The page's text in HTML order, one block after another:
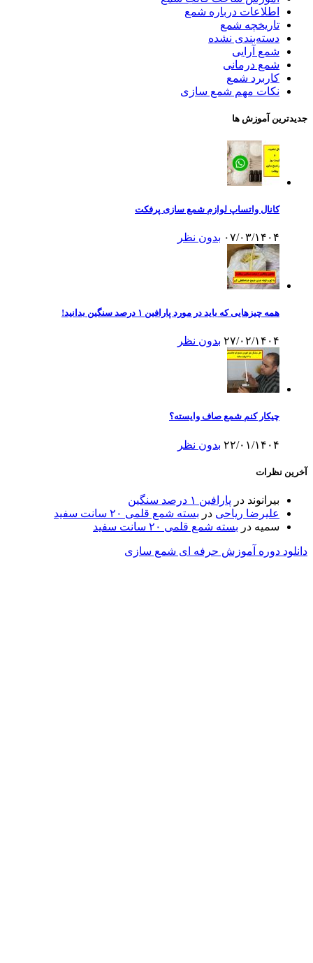
اطلاعات درباره شمع
تاریخچه شمع
دسته‌بندی نشده
شمع آرایی
شمع درمانی
کاربرد شمع
نکات مهم شمع سازی
جدیدترین آموزش ها
کانال واتساپ لوازم شمع سازی پرفکت
۰۷/۰۳/۱۴۰۴ بدون نظر
همه چیزهایی که باید در مورد پارافین ۱ درصد سنگین بدانید!
۲۷/۰۲/۱۴۰۴ بدون نظر
چیکار کنم شمع صاف وایسته؟
۲۲/۰۱/۱۴۰۴ بدون نظر
آخرین نظرات
بیرانوند در پارافین ۱ درصد سنگین
علیرضا ریاحی در بسته شمع قلمی ۲۰ سانت سفید
سمیه در بسته شمع قلمی ۲۰ سانت سفید
دانلود دوره آموزش حرفه ای شمع سازی